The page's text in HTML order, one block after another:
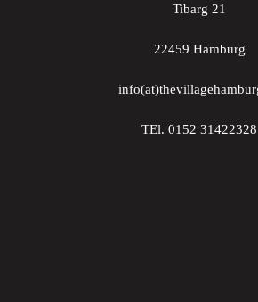
Tibarg 21
22459 Hamburg
TEl. 0152 31422328